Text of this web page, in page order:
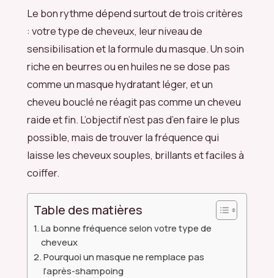
Le bon rythme dépend surtout de trois critères
: votre type de cheveux, leur niveau de
sensibilisation et la formule du masque. Un soin
riche en beurres ou en huiles ne se dose pas
comme un masque hydratant léger, et un
cheveu bouclé ne réagit pas comme un cheveu
raide et fin. L’objectif n’est pas d’en faire le plus
possible, mais de trouver la fréquence qui
laisse les cheveux souples, brillants et faciles à
coiffer.
Table des matières
La bonne fréquence selon votre type de
cheveux
Pourquoi un masque ne remplace pas
l’après-shampoing